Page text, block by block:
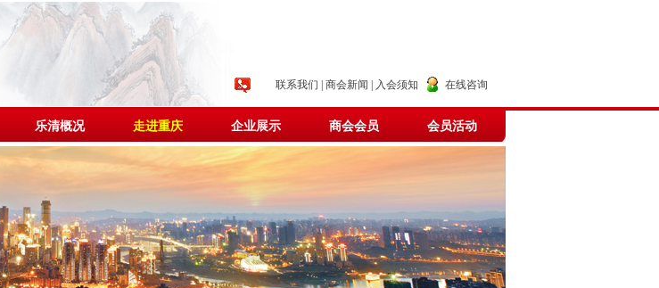
联系我们 商会新闻 入会须知 在线咨询
乐清概况 走进重庆 企业展示 商会会员 会员活动